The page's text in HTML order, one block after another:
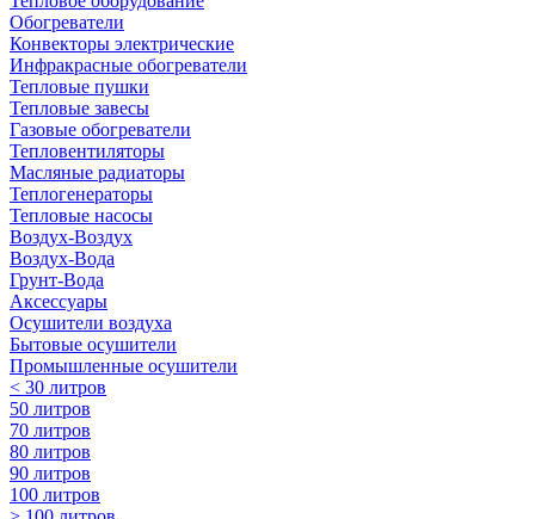
Обогреватели
Конвекторы электрические
Инфракрасные обогреватели
Тепловые пушки
Тепловые завесы
Газовые обогреватели
Тепловентиляторы
Масляные радиаторы
Теплогенераторы
Тепловые насосы
Воздух-Воздух
Воздух-Вода
Грунт-Вода
Аксессуары
Осушители воздуха
Бытовые осушители
Промышленные осушители
< 30 литров
50 литров
70 литров
80 литров
90 литров
100 литров